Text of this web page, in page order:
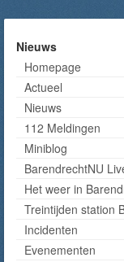
Nieuws
Homepage
Actueel
Nieuws
112 Meldingen
Miniblog
BarendrechtNU
Het weer in
Treintijden station
Incidenten
Evenementen